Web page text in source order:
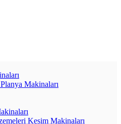
Makinaları
Kesim Makinaları